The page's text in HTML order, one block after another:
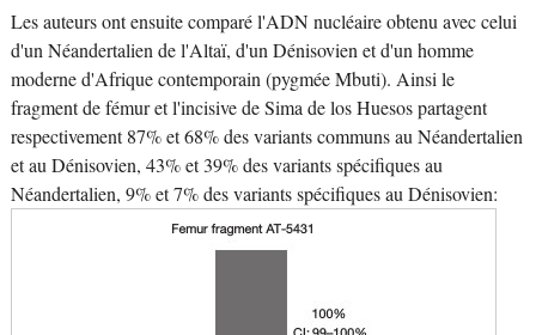
Les auteurs ont ensuite comparé l'ADN nucléaire obtenu avec celui
d'un Néandertalien de l'Altaï, d'un Dénisovien et d'un homme
moderne d'Afrique contemporain (pygmée Mbuti). Ainsi le
fragment de fémur et l'incisive de Sima de los Huesos partagent
respectivement 87% et 68% des variants communs au Néandertalien
et au Dénisovien, 43% et 39% des variants spécifiques au
Néandertalien, 9% et 7% des variants spécifiques au Dénisovien: